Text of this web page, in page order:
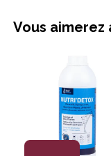
Vous aimerez